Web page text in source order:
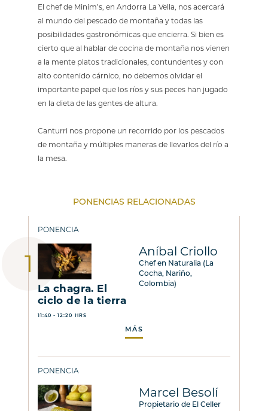
El chef de Minim’s, en Andorra La Vella, nos acercará
al mundo del pescado de montaña y todas las
posibilidades gastronómicas que encierra. Si bien es
cierto que al hablar de cocina de montaña nos vienen
a la mente platos tradicionales, contundentes y con
alto contenido cárnico, no debemos olvidar el
importante papel que los ríos y sus peces han jugado
en la dieta de las gentes de altura.
Canturri nos propone un recorrido por los pescados
de montaña y múltiples maneras de llevarlos del río a
la mesa.
PONENCIAS RELACIONADAS
PONENCIA
La chagra. El
ciclo de la tierra
11:40 - 12:20 HRS
Aníbal Criollo
Chef en Naturalia (La
Cocha, Nariño,
Colombia)
MÁS
PONENCIA
Marcel Besolí
Propietario de El Celler